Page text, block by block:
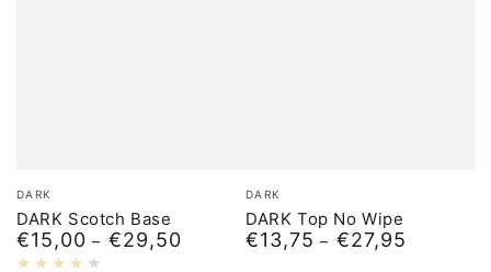
Бренд:
DARK
DARK Scotch Base
Обычная
цена
€15,00 €29,50
Бренд:
DARK
DARK Top No Wipe
Обычная
€13,75 €27,95